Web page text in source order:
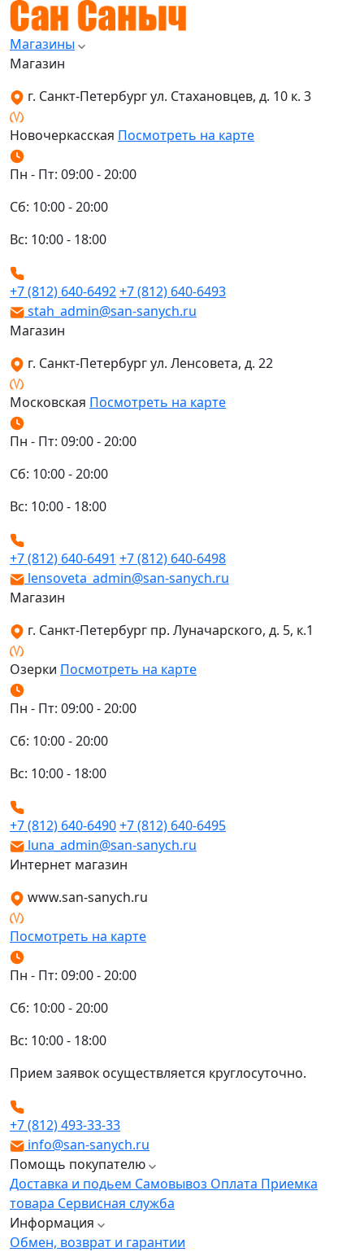
Магазины
Магазин
г. Санкт-Петербург ул. Стахановцев, д. 10 к. 3
Новочеркасская Посмотреть на карте
Пн - Пт: 09:00 - 20:00
Сб: 10:00 - 20:00
Вс: 10:00 - 18:00
+7 (812) 640-6492+7 (812) 640-6493
stah_admin@san-sanych.ru
Магазин
г. Санкт-Петербург ул. Ленсовета, д. 22
Московская Посмотреть на карте
Пн - Пт: 09:00 - 20:00
Сб: 10:00 - 20:00
Вс: 10:00 - 18:00
+7 (812) 640-6491 +7 (812) 640-6498
lensoveta_admin@san-sanych.ru
Магазин
г. Санкт-Петербург пр. Луначарского, д. 5, к.1
Озерки Посмотреть на карте
Пн - Пт: 09:00 - 20:00
Сб: 10:00 - 20:00
Вс: 10:00 - 18:00
+7 (812) 640-6490+7 (812) 640-6495
luna_admin@san-sanych.ru
Интернет магазин
www.san-sanych.ru
Посмотреть на карте
Пн - Пт: 09:00 - 20:00
Сб: 10:00 - 20:00
Вс: 10:00 - 18:00
Прием заявок осуществляется круглосуточно.
+7 (812) 493-33-33
info@san-sanych.ru
Помощь покупателю
Доставка и подьем Самовывоз Оплата Приемка
товара Сервисная служба
Информация
Обмен, возврат и гарантии